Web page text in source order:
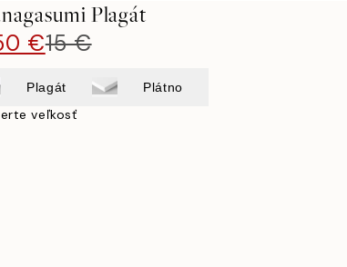
Plagát
€15 €
Plagát Plátno
veľkosť